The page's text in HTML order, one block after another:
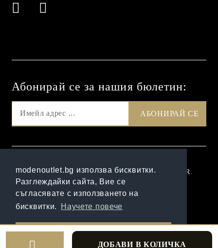
modenoutlet.bg използва бисквитки.
Разглеждайки сайта, Вие се
съгласявате с използването на
бисквитки.
Научете повече
Разбрах!
Абонирай се за нашия бюлетин:
Нашият онлайн магазин е 100% съобразен с GDPR.
Прочетете нашата политика
Моите лични данни
Онлайн магазин от SELITON